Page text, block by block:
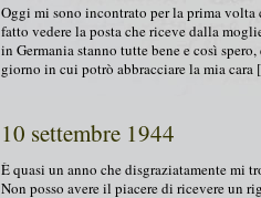
Oggi mi sono incontrato per la prima
fatto vedere la posta che riceve dalla
in Germania stanno tutte bene e così
giorno in cui potrò abbracciare la mia
10 settembre 1944
È quasi un anno che disgraziatamente mi
Non posso avere il piacere di ricevere un